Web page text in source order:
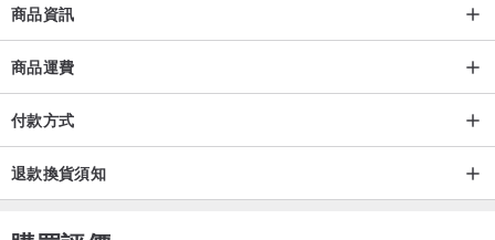
商品資訊
商品運費
付款方式
退款換貨須知